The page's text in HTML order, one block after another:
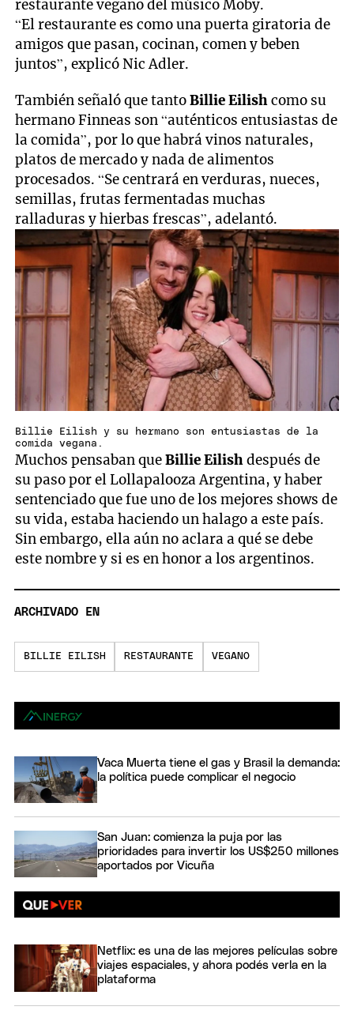
restaurante vegano del músico Moby.
“El restaurante es como una puerta giratoria de
amigos que pasan, cocinan, comen y beben
juntos”, explicó Nic Adler.
También señaló que tantoBillie Eilishcomo su
hermano Finneas son “auténticos entusiastas de
la comida”, por lo que habrá vinos naturales,
platos de mercado y nada de alimentos
procesados. “Se centrará en verduras, nueces,
semillas, frutas fermentadas muchas
ralladuras y hierbas frescas”, adelantó.
Billie Eilish y su hermano son entusiastas de la
comida vegana.
Muchos pensaban queBillie Eilishdespués de
su paso por el Lollapalooza Argentina, y haber
sentenciado que fue uno de los mejores shows de
su vida, estaba haciendo un halago a este país.
Sin embargo, ella aún no aclara a qué se debe
este nombre y si es en honor a los argentinos.
ARCHIVADO EN
BILLIE EILISH RESTAURANTE VEGANO
Vaca Muerta tiene el gas y Brasil la demanda:
la política puede complicar el negocio
San Juan: comienza la puja por las
prioridades para invertir los US$250 millones
aportados por Vicuña
Netflix: es una de las mejores películas sobre
viajes espaciales, y ahora podés verla en la
plataforma